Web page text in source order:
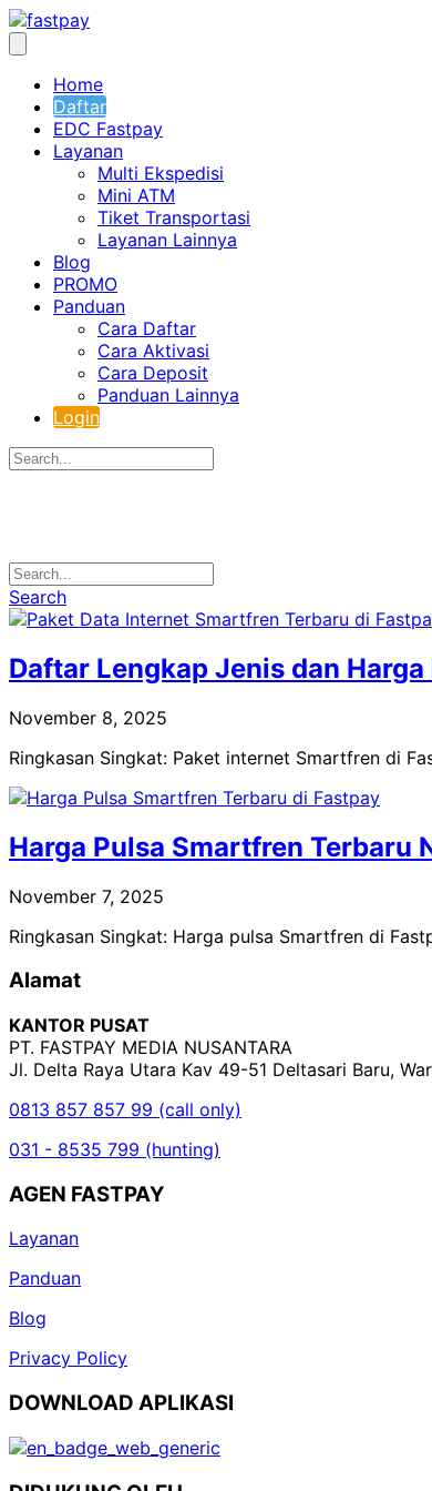
Home
Daftar
EDC Fastpay
Layanan
Multi Ekspedisi
Mini ATM
Tiket Transportasi
Layanan Lainnya
Blog
PROMO
Panduan
Cara Daftar
Cara Aktivasi
Cara Deposit
Panduan Lainnya
Login
Search
Daftar Lengkap Jenis dan
November 8, 2025
Ringkasan Singkat: Paket internet Smartfren di
Harga Pulsa Smartfren Terbaru
November 7, 2025
Ringkasan Singkat: Harga pulsa Smartfren di
Alamat
KANTOR PUSAT
PT. FASTPAY MEDIA NUSANTARA
Jl. Delta Raya Utara Kav 49-51 Deltasari Baru,
0813 857 857 99 (call only)
031 - 8535 799 (hunting)
AGEN FASTPAY
Layanan
Panduan
Blog
Privacy Policy
DOWNLOAD APLIKASI